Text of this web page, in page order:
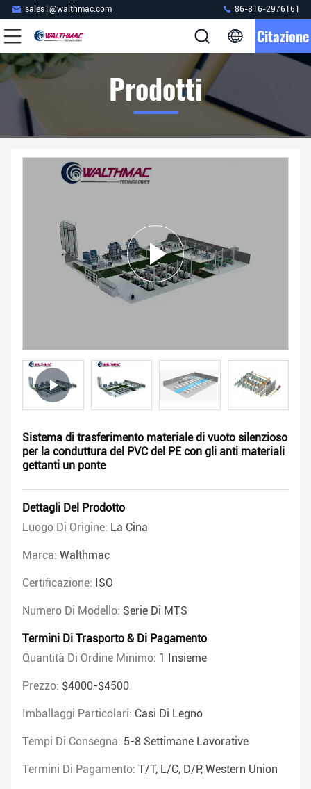
sales1@walthmac.com 86-816-2976161
Citazione
Prodotti
Sistema di trasferimento materiale di vuoto silenzioso
per la conduttura del PVC del PE con gli anti materiali
gettanti un ponte
Dettagli Del Prodotto
Luogo Di Origine: La Cina
Marca: Walthmac
Certificazione: ISO
Numero Di Modello: Serie Di MTS
Termini Di Trasporto & Di Pagamento
Quantità Di Ordine Minimo: 1 Insieme
Prezzo: $4000-$4500
Imballaggi Particolari: Casi Di Legno
Tempi Di Consegna: 5-8 Settimane Lavorative
Termini Di Pagamento: T/T, L/C, D/P, Western Union